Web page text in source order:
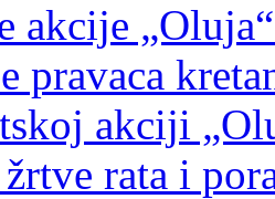
akcije
pravaca
akciji
žrtve rata i